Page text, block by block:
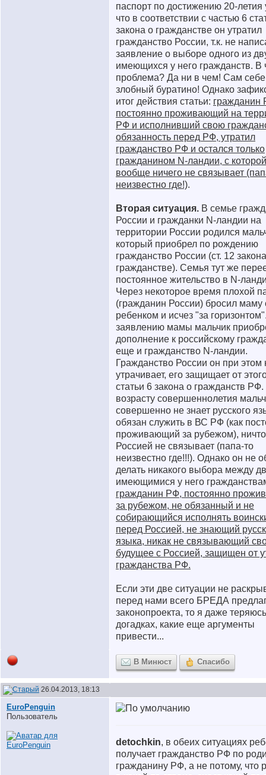
паспорт по достижению 20-летия
что в соответствии с частью 6
закона о гражданстве он утратил
гражданство России, т.к. не
заявление о выборе одного из
имеющихся у него гражданств. В
проблема? Да ни в чем! Сам себе
злобный буратино! Однако
итог действия статьи: гражданин
постоянно проживающий на
РФ и исполнивший свою
обязанность перед РФ, утратил
гражданство РФ и остался только
гражданином N-ландии, с
вообще ничего не связывает
неизвестно где!).
Вторая ситуация. В семье
России и гражданки N-ландии на
территории России родился
который приобрел по рождению
гражданство России (ст. 12
гражданстве). Семья тут же
постоянное жительство в N-
Через некоторое время плохой
(гражданин России) бросил маму
ребенком и исчез "за
заявлению мамы мальчик
дополнение к российскому
еще и гражданство N-ландии.
Гражданство России он при этом
утрачивает, его защищает от
статьи 6 закона о гражданств РФ.
возрасту совершеннолетия
совершенно не знает русского
обязан служить в ВС РФ (как
проживающий за рубежом), ничто
Россией не связывает (папа-то
неизвестно где!!!). Однако он не
делать никакого выбора между
имеющимися у него
гражданин РФ, постоянно
за рубежом, не обязанный и не
собирающийся исполнять
перед Россией, не знающий
языка, никак не связывающий
будущее с Россией, защищен от
гражданства РФ.
Если эти две ситуации не
перед нами всего БРЕДА
законопроекта, то я даже
догадках, какие еще аргументы
привести...
В Минюст Спасибо
26.04.2013, 18:13
EuroPenguin
Пользователь
detochkin, в обеих ситуациях
получает гражданство РФ по
гражданину РФ, а не потому, что